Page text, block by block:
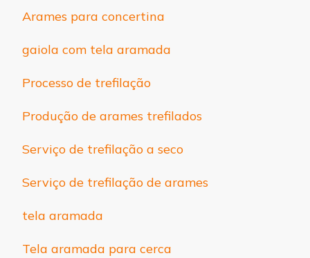
Arames para concertina
gaiola com tela aramada
Processo de trefilação
Produção de arames trefilados
Serviço de trefilação a seco
Serviço de trefilação de arames
tela aramada
Tela aramada para cerca